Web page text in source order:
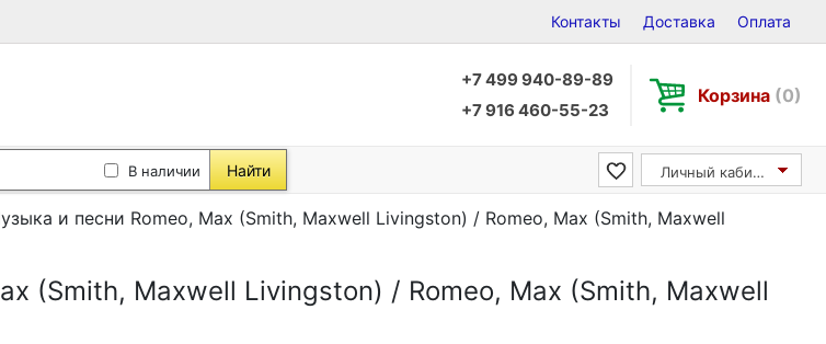
Контакты Доставка Оплата
+7 499 940-89-89
+7 916 460-55-23
Корзина (0)
В наличии Найти Личный кабинет
и песни Romeo, Max (Smith, Maxwell Livingston) / Romeo, Max (Smith, Maxwell
(Smith, Maxwell Livingston) / Romeo, Max (Smith, Maxwell